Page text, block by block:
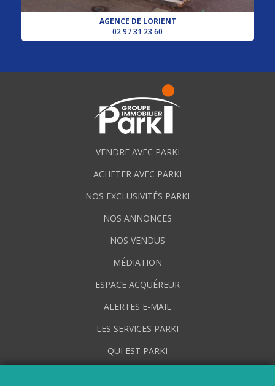
AGENCE DE LORIENT
02 97 31 23 60
VENDRE AVEC PARKI
ACHETER AVEC PARKI
NOS EXCLUSIVITÉS PARKI
NOS ANNONCES
NOS VENDUS
MÉDIATION
ESPACE ACQUÉREUR
ALERTES E-MAIL
LES SERVICES PARKI
QUI EST PARKI